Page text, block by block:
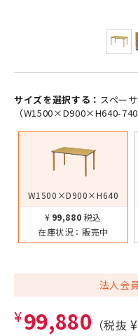
サイズを選択する： スペー
（W1500×D900×H640-740
W1500×D900×H640
¥99,880 税込
在庫状況： 販売中
法人会
¥99,880 （税抜